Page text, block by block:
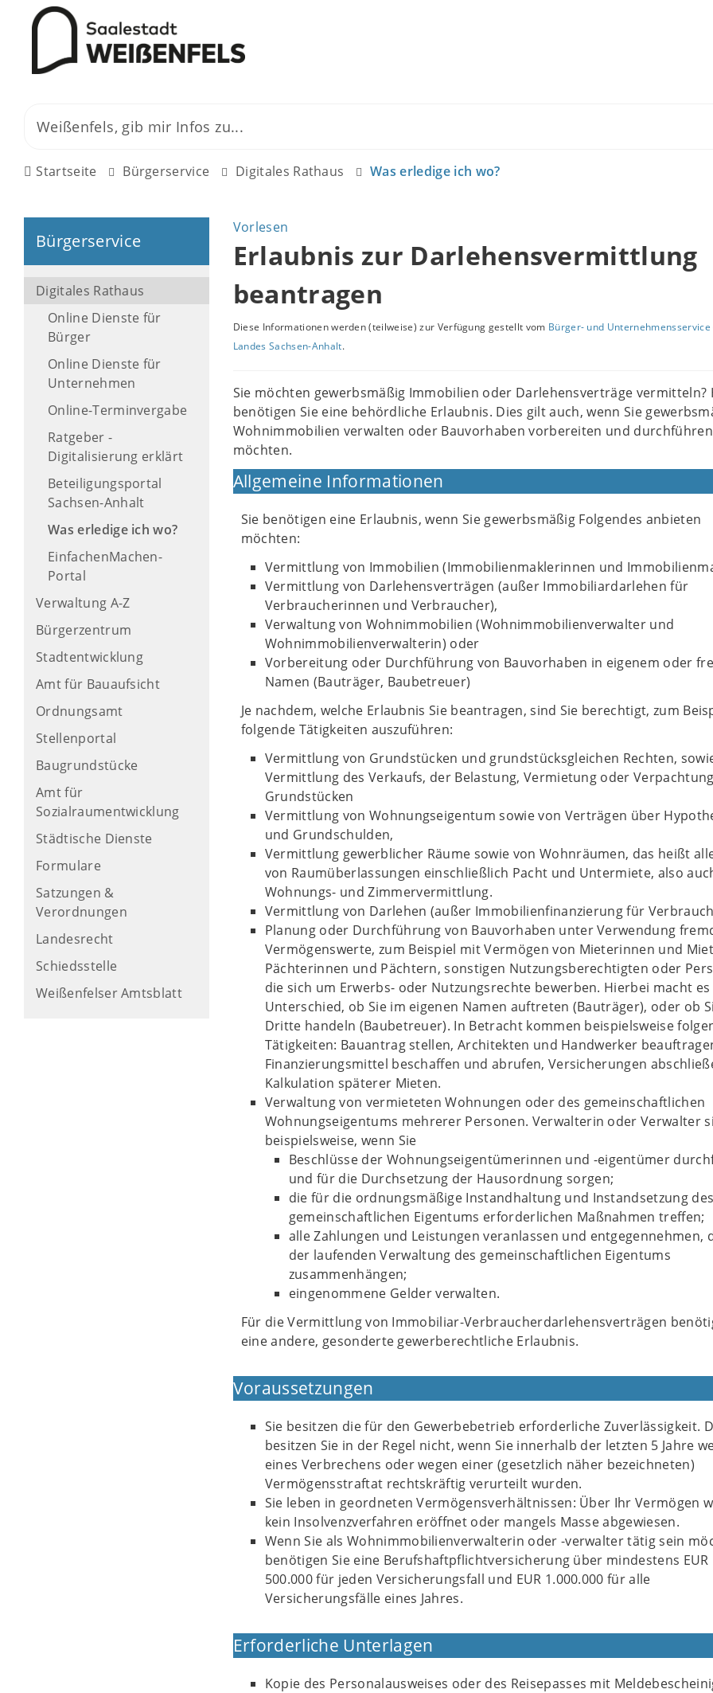
Startseite Bürgerservice Digitales Rathaus Was erledige ich wo?
Bürgerservice
Digitales Rathaus
Online Dienste für
Bürger
Online Dienste für
Unternehmen
Online-Terminvergabe
Ratgeber -
Digitalisierung erklärt
Beteiligungsportal
Sachsen-Anhalt
Was erledige ich wo?
EinfachenMachen-
Portal
Verwaltung A-Z
Bürgerzentrum
Stadtentwicklung
Amt für Bauaufsicht
Ordnungsamt
Stellenportal
Baugrundstücke
Amt für
Sozialraumentwicklung
Städtische Dienste
Formulare
Satzungen &
Verordnungen
Landesrecht
Schiedsstelle
Weißenfelser Amtsblatt
Vorlesen
Erlaubnis zur Darlehensvermittlung
beantragen
Diese Informationen werden (teilweise) zur Verfügung gestellt vom Bürger- und Unternehmensservice
Landes Sachsen-Anhalt.
Sie möchten gewerbsmäßig Immobilien oder Darlehensverträge vermitteln?
benötigen Sie eine behördliche Erlaubnis. Dies gilt auch, wenn Sie
Wohnimmobilien verwalten oder Bauvorhaben vorbereiten und durchführen
möchten.
Allgemeine Informationen
Sie benötigen eine Erlaubnis, wenn Sie gewerbsmäßig Folgendes anbieten
möchten:
Vermittlung von Immobilien (Immobilienmaklerinnen und
Vermittlung von Darlehensverträgen (außer Immobiliardarlehen für
Verbraucherinnen und Verbraucher),
Verwaltung von Wohnimmobilien (Wohnimmobilienverwalter und
Wohnimmobilienverwalterin) oder
Vorbereitung oder Durchführung von Bauvorhaben in eigenem oder
Namen (Bauträger, Baubetreuer)
Je nachdem, welche Erlaubnis Sie beantragen, sind Sie berechtigt, zum
folgende Tätigkeiten auszuführen:
Vermittlung von Grundstücken und grundstücksgleichen Rechten,
Vermittlung des Verkaufs, der Belastung, Vermietung oder
Grundstücken
Vermittlung von Wohnungseigentum sowie von Verträgen über
und Grundschulden,
Vermittlung gewerblicher Räume sowie von Wohnräumen, das heißt
von Raumüberlassungen einschließlich Pacht und Untermiete, also
Wohnungs- und Zimmervermittlung.
Vermittlung von Darlehen (außer Immobilienfinanzierung für
Planung oder Durchführung von Bauvorhaben unter Verwendung
Vermögenswerte, zum Beispiel mit Vermögen von Mieterinnen und
Pächterinnen und Pächtern, sonstigen Nutzungsberechtigten oder
die sich um Erwerbs- oder Nutzungsrechte bewerben. Hierbei macht es
Unterschied, ob Sie im eigenen Namen auftreten (Bauträger), oder ob
Dritte handeln (Baubetreuer). In Betracht kommen beispielsweise
Tätigkeiten: Bauantrag stellen, Architekten und Handwerker
Finanzierungsmittel beschaffen und abrufen, Versicherungen
Kalkulation späterer Mieten.
Verwaltung von vermieteten Wohnungen oder des gemeinschaftlichen
Wohnungseigentums mehrerer Personen. Verwalterin oder Verwalter
beispielsweise, wenn Sie
Beschlüsse der Wohnungseigentümerinnen und -eigentümer
und für die Durchsetzung der Hausordnung sorgen;
die für die ordnungsmäßige Instandhaltung und Instandsetzung des
gemeinschaftlichen Eigentums erforderlichen Maßnahmen treffen;
alle Zahlungen und Leistungen veranlassen und entgegennehmen,
der laufenden Verwaltung des gemeinschaftlichen Eigentums
zusammenhängen;
eingenommene Gelder verwalten.
Für die Vermittlung von Immobiliar-Verbraucherdarlehensverträgen
eine andere, gesonderte gewerberechtliche Erlaubnis.
Voraussetzungen
Sie besitzen die für den Gewerbebetrieb erforderliche Zuverlässigkeit.
besitzen Sie in der Regel nicht, wenn Sie innerhalb der letzten 5 Jahre
eines Verbrechens oder wegen einer (gesetzlich näher bezeichneten)
Vermögensstraftat rechtskräftig verurteilt wurden.
Sie leben in geordneten Vermögensverhältnissen: Über Ihr Vermögen
kein Insolvenzverfahren eröffnet oder mangels Masse abgewiesen.
Wenn Sie als Wohnimmobilienverwalterin oder -verwalter tätig sein
benötigen Sie eine Berufshaftpflichtversicherung über mindestens EUR
500.000 für jeden Versicherungsfall und EUR 1.000.000 für alle
Versicherungsfälle eines Jahres.
Erforderliche Unterlagen
Kopie des Personalausweises oder des Reisepasses mit